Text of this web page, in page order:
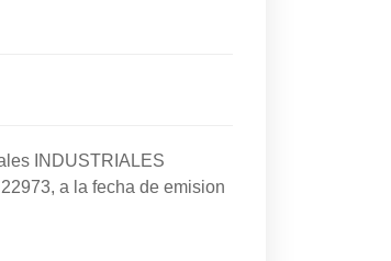
INDUSTRIALES
a la fecha de emision